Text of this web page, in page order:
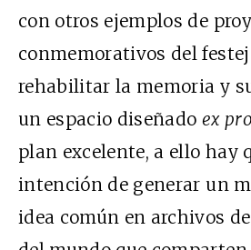
con otros ejemplos de
conmemorativos del
rehabilitar la memoria y
un espacio diseñado ex
plan excelente, a ello hay
intención de generar un
idea común en archivos